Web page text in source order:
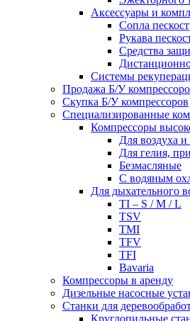
Аксессуары и
Сопла
Рукава
Средства
Системы
Продажа Б/У
Скупка Б/У компрессоров
Специализированные
Компрессоры
Для воздуха и
Для гелия,
Безмасляные
С водяным
Для дыхательного
TI – S / M / L
TSV
TMI
TFV
TFI
Bavaria
Компрессоры в аренду
Дизельные насосные
Станки для
Круглопильные